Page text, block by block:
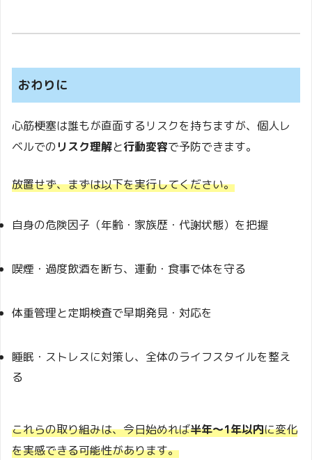
おわりに
心筋梗塞は誰もが直面するリスクを持ちますが、個人レ
ベルでのリスク理解と行動変容で予防できます。
放置せず、まずは以下を実行してください。
自身の危険因子（年齢・家族歴・代謝状態）を把握
喫煙・過度飲酒を断ち、運動・食事で体を守る
体重管理と定期検査で早期発見・対応を
睡眠・ストレスに対策し、全体のライフスタイルを整え
る
これらの取り組みは、今日始めれば半年〜1年以内に変化
を実感できる可能性があります。